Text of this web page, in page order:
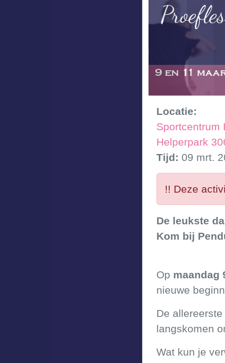
9 en 11
Locatie:
Sportcentrum
Helperpark
Tijd: 09 mrt.
!! Deze
De leukste
Kom bij
Op maandag
nieuwe
De
langskomen
Wat kun je